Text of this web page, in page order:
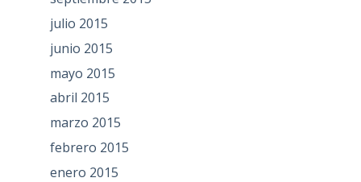
julio 2015
junio 2015
mayo 2015
abril 2015
marzo 2015
febrero 2015
enero 2015